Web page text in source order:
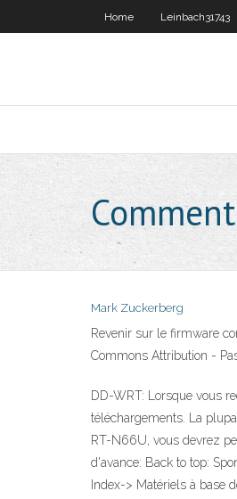
Home Leinbach31743
Mark Zuckerberg
Revenir sur le firmware
Commons Attribution -
DD-WRT: Lorsque vous
téléchargements. La
RT-N66U, vous devrez
d'avance: Back to top:
Index-> Matériels à base